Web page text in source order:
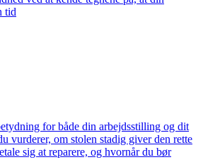
tid
for både din arbejdsstilling og dit
vurderer, om stolen stadig giver den rette
sig at reparere, og hvornår du bør